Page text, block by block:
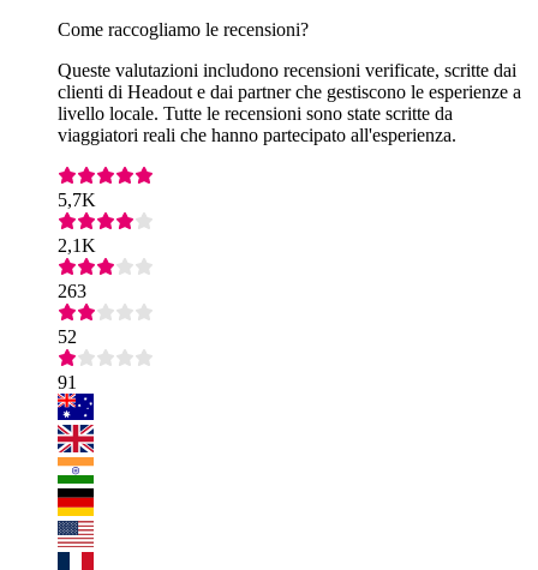
Come raccogliamo le recensioni?
Queste valutazioni includono recensioni verificate, scritte dai
clienti di Headout e dai partner che gestiscono le esperienze a
livello locale. Tutte le recensioni sono state scritte da
viaggiatori reali che hanno partecipato all'esperienza.
5,7K
2,1K
263
52
91